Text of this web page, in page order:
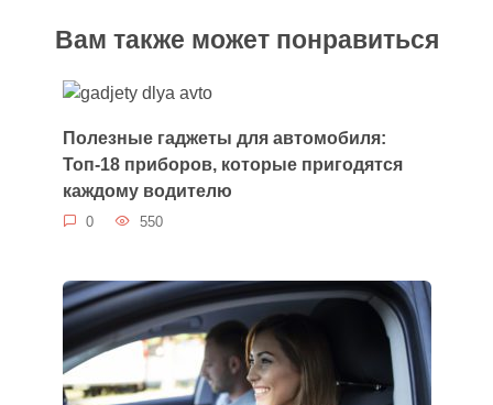
Вам также может понравиться
Полезные гаджеты для автомобиля:
Топ-18 приборов, которые пригодятся
каждому водителю
0 550